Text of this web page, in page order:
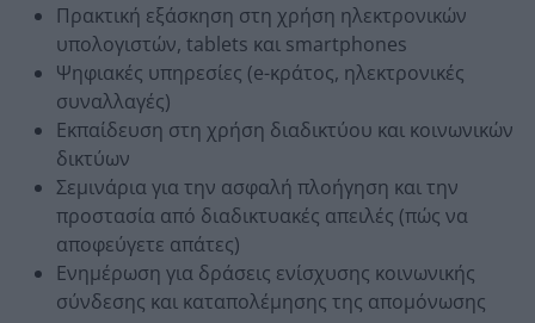
Πρακτική εξάσκηση στη χρήση ηλεκτρονικών
υπολογιστών, tablets και smartphones
Ψηφιακές υπηρεσίες (e-κράτος, ηλεκτρονικές
συναλλαγές)
Εκπαίδευση στη χρήση διαδικτύου και κοινωνικών
δικτύων
Σεμινάρια για την ασφαλή πλοήγηση και την
προστασία από διαδικτυακές απειλές (πώς να
αποφεύγετε απάτες)
Ενημέρωση για δράσεις ενίσχυσης κοινωνικής
σύνδεσης και καταπολέμησης της απομόνωσης